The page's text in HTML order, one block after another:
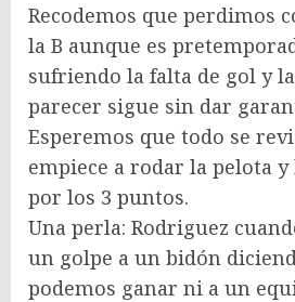
Recodemos que perdimos
la B aunque es
sufriendo la falta de gol y
parecer sigue sin dar
Esperemos que todo se
empiece a rodar la pelota
por los 3 puntos.
Una perla: Rodriguez
un golpe a un bidón
podemos ganar ni a un